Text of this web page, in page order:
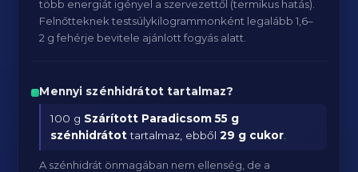
több energiát igényel a szervezettől (termikus hatás).
Felnőtteknek testsúlykilogrammonként legalább 1,6–
2 g fehérje bevitele ajánlott fogyás alatt.
Mennyi szénhidrátot tartalmaz?
100 g Szárított Paradicsom 55 g
szénhidrátottartalmaz, ebből29 g cukor
A szénhidrát önmagában nem ellenség, de a